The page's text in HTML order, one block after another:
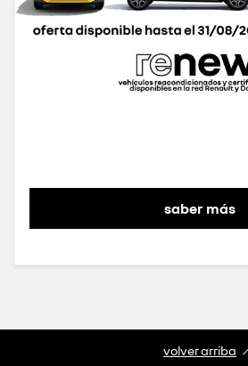
saber más
volver arriba